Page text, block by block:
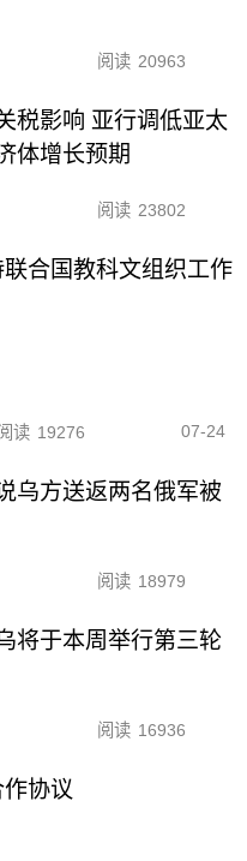
阅读 20963
税影响 亚行调低亚太
体增长预期
阅读 23802
合国教科文组织工作
读 19276 07-24
乌方送返两名俄军被
阅读 18979
将于本周举行第三轮
阅读 16936
协议